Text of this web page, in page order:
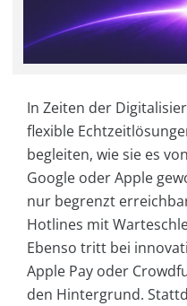
In Zeiten der
flexible
begleiten, wie sie es
Google oder Apple
nur begrenzt
Hotlines mit
Ebenso tritt bei
Apple Pay oder
den Hintergrund.